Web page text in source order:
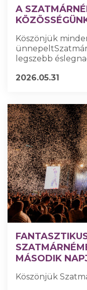
A
Köszönjük
legszebb
2026.05.31
MÁSODIK
Köszönjük